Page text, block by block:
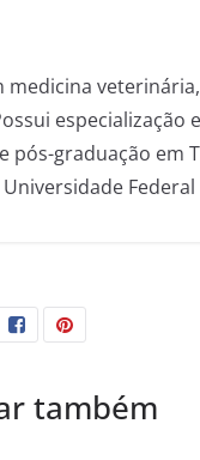
medicina
especialização
pós-graduação em
também